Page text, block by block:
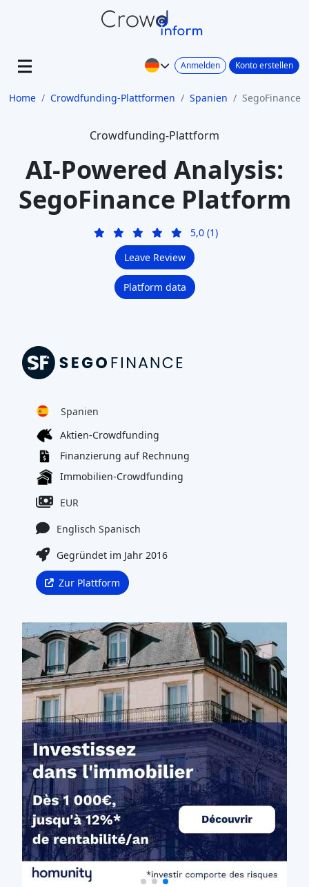
Anmelden Konto erstellen
Home Crowdfunding-Plattformen Spanien SegoFinance
Crowdfunding-Plattform
AI-Powered Analysis:
SegoFinance Platform
5,0 (1)
Leave Review
Platform data
Spanien
Aktien-Crowdfunding
Finanzierung auf Rechnung
Immobilien-Crowdfunding
EUR
Englisch Spanisch
Gegründet im Jahr 2016
Zur Plattform